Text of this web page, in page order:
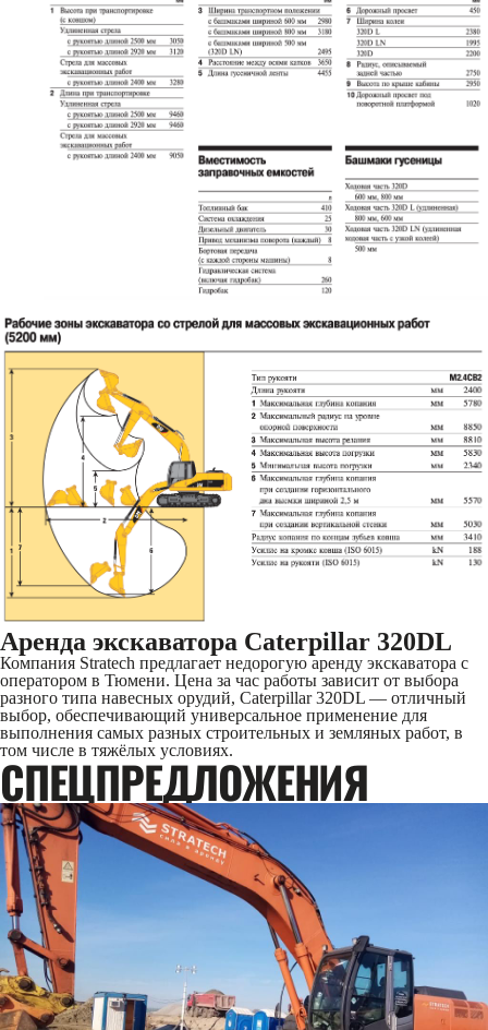
Аренда экскаватора Caterpillar 320DL
Компания Stratech предлагает недорогую аренду экскаватора с
оператором в Тюмени. Цена за час работы зависит от выбора
разного типа навесных орудий, Caterpillar 320DL — отличный
выбор, обеспечивающий универсальное применение для
выполнения самых разных строительных и земляных работ, в
том числе в тяжёлых условиях.
CПЕЦПРЕДЛОЖЕНИЯ